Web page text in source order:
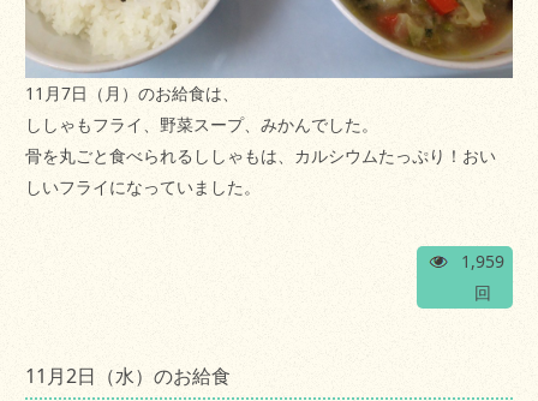
11月7日（月）のお給食は、
ししゃもフライ、野菜スープ、みかんでした。
骨を丸ごと食べられるししゃもは、カルシウムたっぷり！おい
しいフライになっていました。
1,959
回
11月2日（水）のお給食